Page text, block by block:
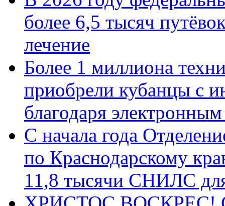
более 6,5 тысяч
лечение
Более 1 миллиона
приобрели кубанцы с
благодаря
С начала года
по Краснодарскому
11,8 тысячи СНИЛС